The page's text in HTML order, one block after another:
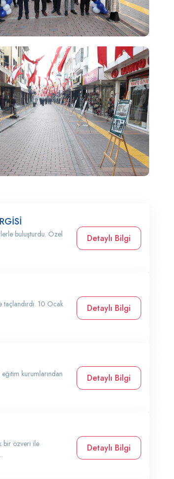
buluşturdu. Özel
Detaylı Bilgi
taçlandırdı. 10 Ocak
Detaylı Bilgi
kurumlarından
Detaylı Bilgi
bir özveri ile
Detaylı Bilgi